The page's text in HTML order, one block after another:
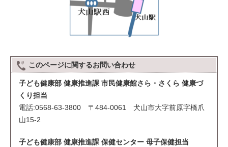
このページに関するお問い合わせ
子ども健康部 健康推進課 市民健康館さら・さくら 健康づ
くり担当
電話:0568-63-3800 〒484-0061 犬山市大字前原字橋爪
山15-2
子ども健康部 健康推進課 保健センター 母子保健担当